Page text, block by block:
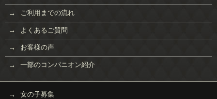
ご利用までの流れ
よくあるご質問
お客様の声
一部のコンパニオン紹介
女の子募集